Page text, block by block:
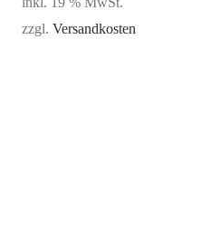
zzgl. Versandkosten